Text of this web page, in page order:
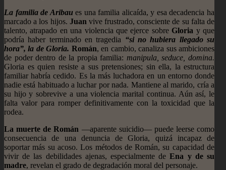
La familia de Aribaues una familia alicaída, y esa decadencia ha
marcado a los hijos. Juan vive frustrado, consciente de su falta de
talento, atrapado en una violencia que ejerce sobre Gloria y que
podría haber terminado en tragedia “si no hubiera llegado su
hora”, la de Gloria. Román, en cambio, canaliza sus ambiciones
de poder dentro de la propia familia: manipula, seduce, domina.
Gloria es quien resiste a sus pretensiones; sin ella, la estructura
familiar habría cedido. Es la más luchadora en un entorno donde
nadie está habituado a luchar por nada. Mantiene al marido, cría a
su hijo y sobrevive a una violencia marital continua. Aún así, le
falta valor para romper definitivamente con la toxicidad que la
rodea.
La muerte de Román —aparente suicidio— puede leerse como
consecuencia de una denuncia de Gloria, quizá incapaz de
soportar más su acoso. Los métodos de Román, su capacidad de
vivir de las debilidades ajenas, especialmente deEna y de su
madre, revelan el grado de degradación moral del personaje.